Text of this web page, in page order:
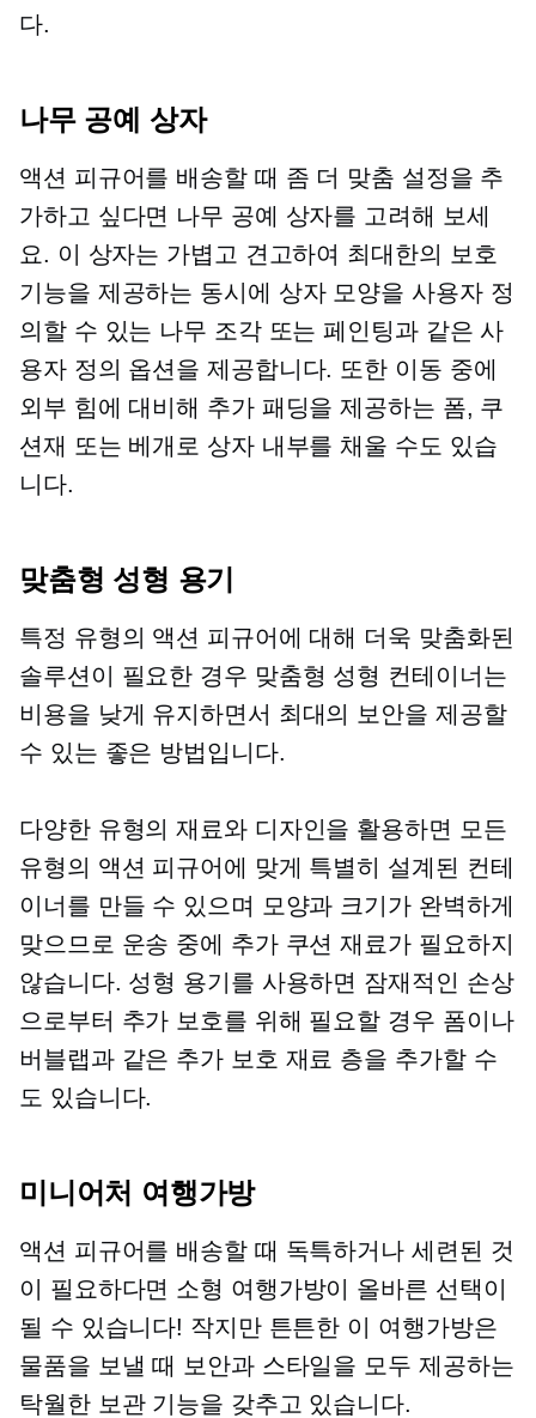
다.
나무 공예 상자
액션 피규어를 배송할 때 좀 더 맞춤 설정을 추
가하고 싶다면 나무 공예 상자를 고려해 보세
요. 이 상자는 가볍고 견고하여 최대한의 보호
기능을 제공하는 동시에 상자 모양을 사용자 정
의할 수 있는 나무 조각 또는 페인팅과 같은 사
용자 정의 옵션을 제공합니다. 또한 이동 중에
외부 힘에 대비해 추가 패딩을 제공하는 폼, 쿠
션재 또는 베개로 상자 내부를 채울 수도 있습
니다.
맞춤형 성형 용기
특정 유형의 액션 피규어에 대해 더욱 맞춤화된
솔루션이 필요한 경우 맞춤형 성형 컨테이너는
비용을 낮게 유지하면서 최대의 보안을 제공할
수 있는 좋은 방법입니다.
다양한 유형의 재료와 디자인을 활용하면 모든
유형의 액션 피규어에 맞게 특별히 설계된 컨테
이너를 만들 수 있으며 모양과 크기가 완벽하게
맞으므로 운송 중에 추가 쿠션 재료가 필요하지
않습니다. 성형 용기를 사용하면 잠재적인 손상
으로부터 추가 보호를 위해 필요할 경우 폼이나
버블랩과 같은 추가 보호 재료 층을 추가할 수
도 있습니다.
미니어처 여행가방
액션 피규어를 배송할 때 독특하거나 세련된 것
이 필요하다면 소형 여행가방이 올바른 선택이
될 수 있습니다! 작지만 튼튼한 이 여행가방은
물품을 보낼 때 보안과 스타일을 모두 제공하는
탁월한 보관 기능을 갖추고 있습니다.